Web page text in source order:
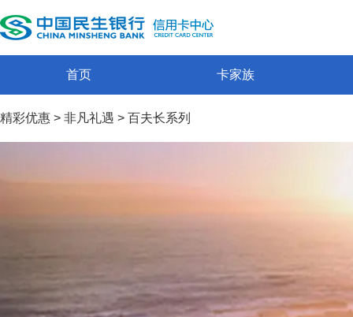
首页 卡家族
精彩优惠 > 非凡礼遇 > 百夫长系列